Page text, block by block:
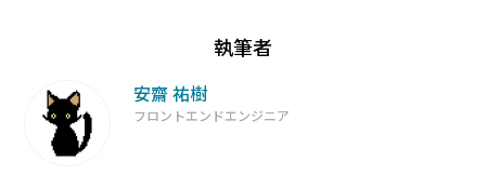
執筆者
安齋 祐樹
フロントエンドエンジニア